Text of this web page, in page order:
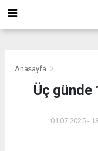
Anasayfa
Üç günde
01.07.2025 -